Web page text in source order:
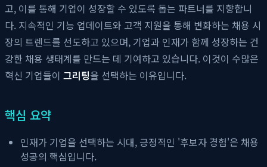
고, 이를 통해 기업이 성장할 수 있도록 돕는 파트너를 지향합니
다. 지속적인 기능 업데이트와 고객 지원을 통해 변화하는 채용 시
장의 트렌드를 선도하고 있으며, 기업과 인재가 함께 성장하는 건
강한 채용 생태계를 만드는 데 기여하고 있습니다. 이것이 수많은
혁신 기업들이 그리팅을 선택하는 이유입니다.
핵심 요약
인재가 기업을 선택하는 시대, 긍정적인 '후보자 경험'은 채용
성공의 핵심입니다.